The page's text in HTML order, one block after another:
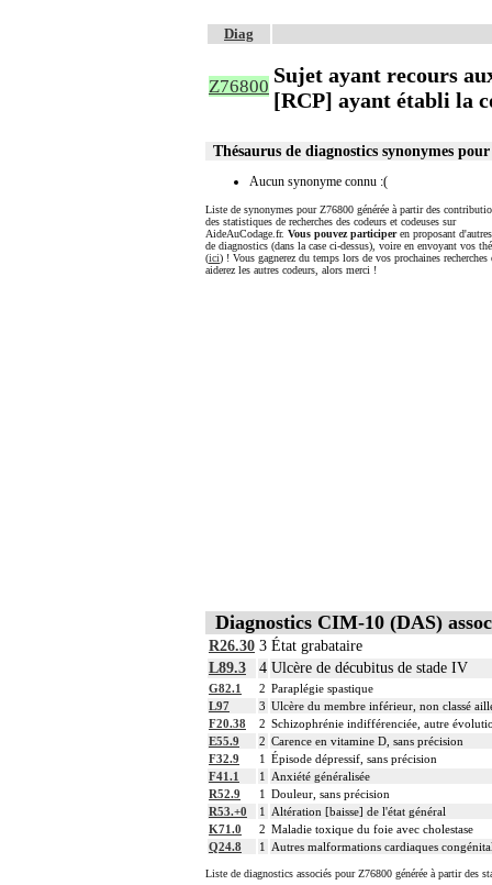
Diag
Z76800 Sujet ayant recours
[RCP] ayant établi la
Thésaurus de diagnostics synonymes
Aucun synonyme connu :(
Liste de synonymes pour Z76800 générée à partir des
des statistiques de recherches des codeurs et codeuses sur
AideAuCodage.fr. Vous pouvez participeren proposant
de diagnostics (dans la case ci-dessus), voire en envoyant vos
(ici) ! Vous gagnerez du temps lors de vos prochaines recherches
aiderez les autres codeurs, alors merci !
Diagnostics CIM-10 (DAS)
R26.30 3 État grabataire
L89.3
4 Ulcère de décubitus de stade IV
G82.1 2 Paraplégie spastique
L97
3 Ulcère du membre inférieur, non classé
F20.38
2 Schizophrénie indifférenciée, autre
E55.9
2 Carence en vitamine D, sans précision
F32.9
1 Épisode dépressif, sans précision
F41.1
1
Anxiété généralisée
R52.9
1 Douleur, sans précision
R53.+0
1
Altération [baisse] de l'état général
K71.0
2 Maladie toxique du foie avec cholestase
Q24.8
1 Autres malformations cardiaques
Liste de diagnostics associés pour Z76800 générée à partir des